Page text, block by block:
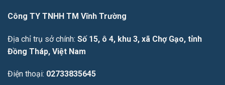
Công TY TNHH TM Vĩnh Trường
Địa chỉ trụ sở chính: Số 15, ô 4, khu 3, xã Chợ Gạo, tỉnh
Đồng Tháp, Việt Nam
Điện thoại: 02733835645